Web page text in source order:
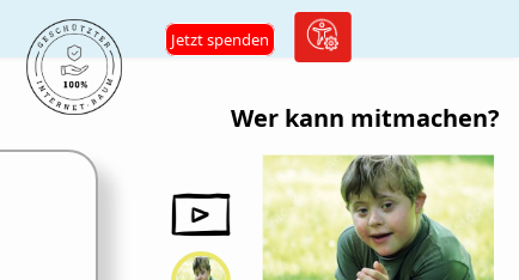
Jetzt spenden
Wer kann mitmachen?